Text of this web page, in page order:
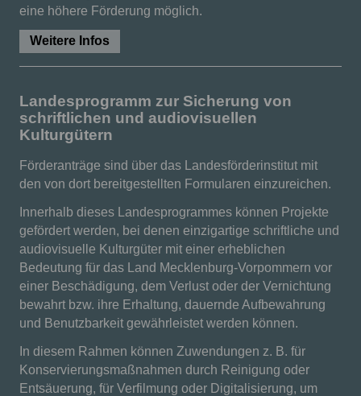
eine höhere Förderung möglich.
Weitere Infos
Landesprogramm zur Sicherung von
schriftlichen und audiovisuellen
Kulturgütern
Förderanträge sind über das Landesförderinstitut mit
den von dort bereitgestellten Formularen einzureichen.
Innerhalb dieses Landesprogrammes können Projekte
gefördert werden, bei denen einzigartige schriftliche und
audiovisuelle Kulturgüter mit einer erheblichen
Bedeutung für das Land Mecklenburg-Vorpommern vor
einer Beschädigung, dem Verlust oder der Vernichtung
bewahrt bzw. ihre Erhaltung, dauernde Aufbewahrung
und Benutzbarkeit gewährleistet werden können.
In diesem Rahmen können Zuwendungen z. B. für
Konservierungsmaßnahmen durch Reinigung oder
Entsäuerung, für Verfilmung oder Digitalisierung, um